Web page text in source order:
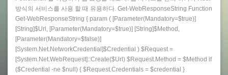
방식의 서비스를 사용 할 때 유용하다. Get-WebResponseString Function
Get-WebResponseString { param ( [Parameter(Mandatory=$true)]
[String]$Url, [Parameter(Mandatory=$true)] [String]$Method,
[Parameter(Mandatory=$false)]
[System.Net.NetworkCredential]$Credential ) $Request =
[System.Net.WebRequest]::Create($Url) $Request.Method = $Method if
($Credential -ne $null) { $Request.Credentials = $credential }